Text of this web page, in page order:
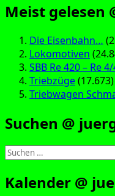
Meist gelesen
Die Eisenbahn…
Lokomotiven
SBB Re 420 – Re
Triebzüge(17.673)
Triebwagen
Suchen @
Suchen
nach:
Kalender @